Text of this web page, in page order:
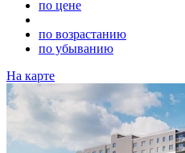
по цене
по возрастанию
по убыванию
На карте